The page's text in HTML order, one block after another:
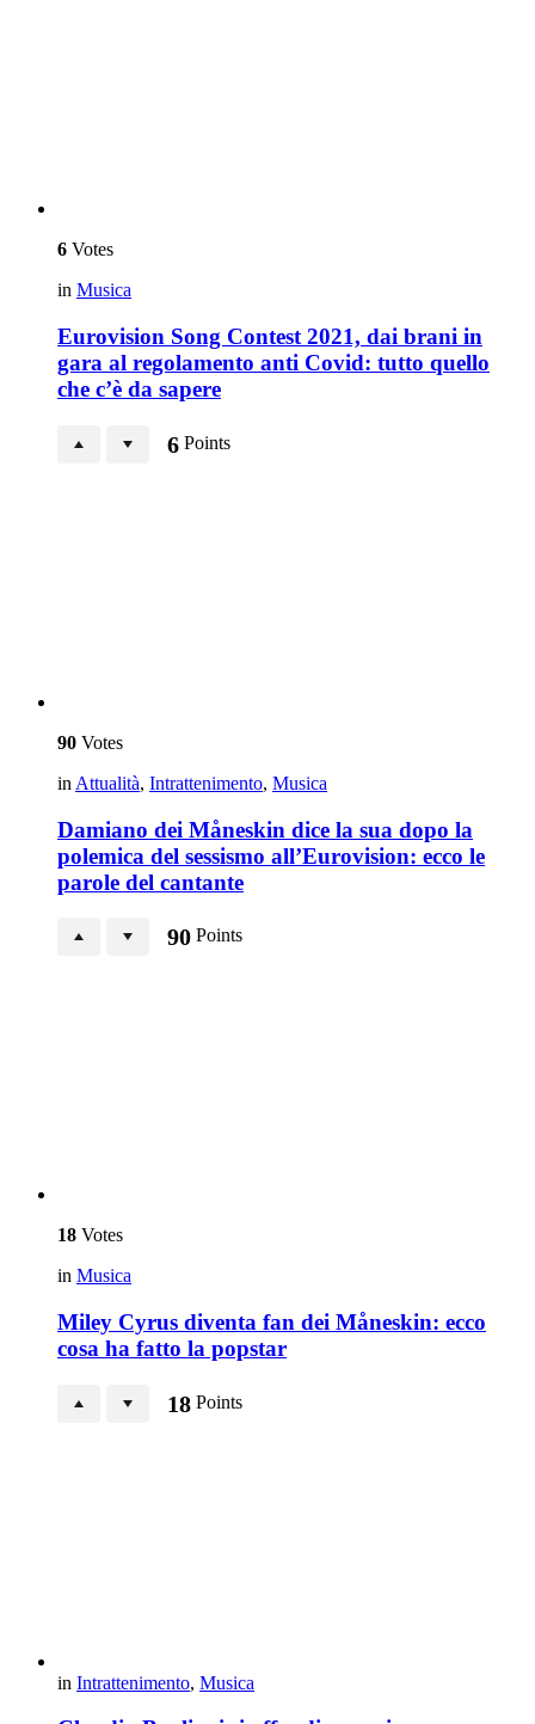
6 Votes
in Musica
Eurovision Song Contest 2021, dai brani in
gara al regolamento anti Covid: tutto quello
che c’è da sapere
6 Points
90 Votes
in Attualità, Intrattenimento, Musica
Damiano dei Måneskin dice la sua dopo la
polemica del sessismo all’Eurovision: ecco le
parole del cantante
90 Points
18 Votes
in Musica
Miley Cyrus diventa fan dei Måneskin: ecco
cosa ha fatto la popstar
18 Points
in Intrattenimento, Musica